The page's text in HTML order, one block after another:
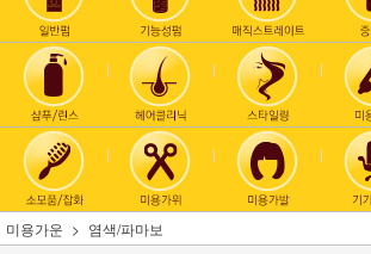
미용가운 염색/파마보